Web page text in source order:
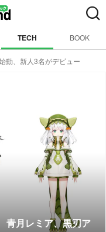
TECH BOOK
動、新人3名がデビュー
青月レミア、黒刃ア